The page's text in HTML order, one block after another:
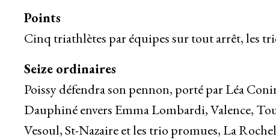
Points
Cinq triathlètes par équipes sur tout arrêt, les
Seize ordinaires
Poissy défendra son pennon, porté par Léa
Dauphiné envers Emma Lombardi, Valence,
Vesoul, St-Nazaire et les trio promues, La